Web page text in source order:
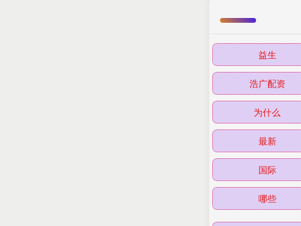
益生
浩广配资
为什么
最新
国际
哪些